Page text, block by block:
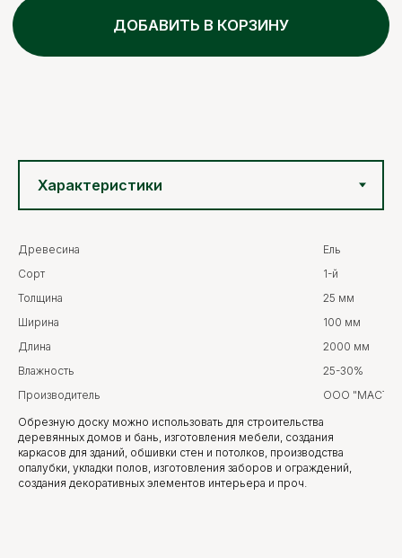
Древесина
Ель
Сорт
1-й
Толщина
25 мм
Ширина
100 мм
Длина
2000 мм
Влажность
25-30%
Производитель
ООО
Обрезную доску можно использовать для строительства
деревянных домов и бань, изготовления мебели, создания
каркасов для зданий, обшивки стен и потолков, производства
опалубки, укладки полов, изготовления заборов и ограждений,
создания декоративных элементов интерьера и проч.